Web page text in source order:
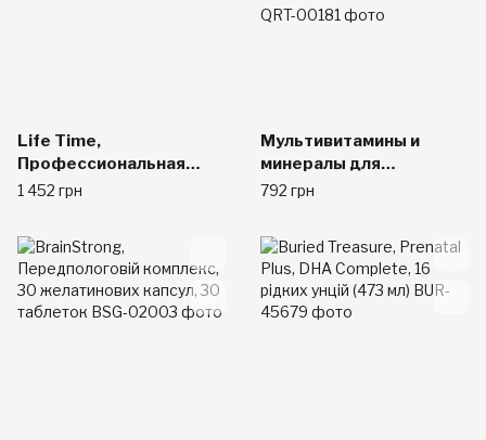
Life Time,
Профессиональная
пренатальная формула,
1 452 грн
Мультивитамины и
минералы для
беременных T-RQ, Adult
Апельсин 60
жевательных таблеток
792 грн